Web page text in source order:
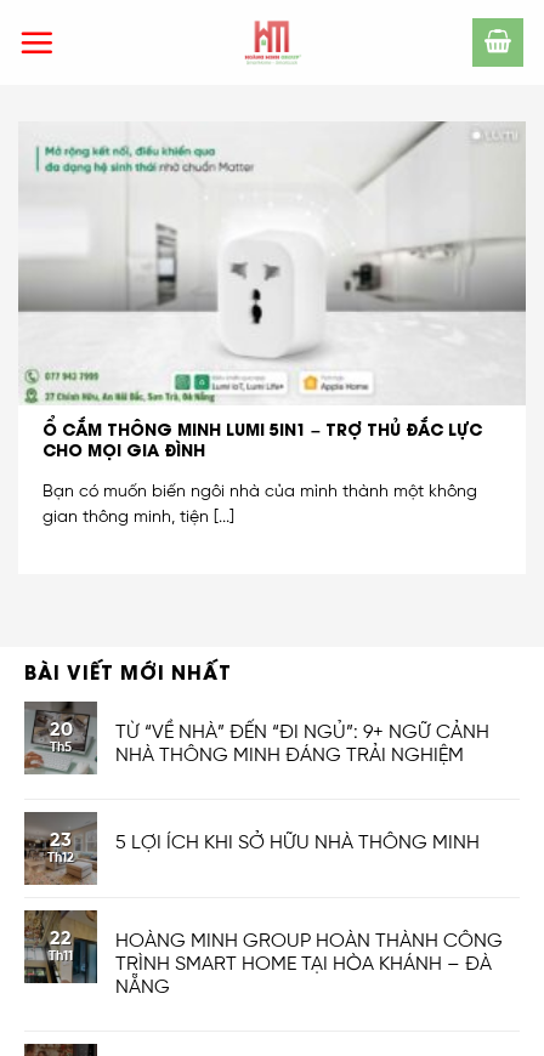
Ổ CẮM THÔNG MINH LUMI 5IN1 – TRỢ THỦ ĐẮC LỰC
CHO MỌI GIA ĐÌNH
Bạn có muốn biến ngôi nhà của mình thành một không
gian thông minh, tiện [...]
BÀI VIẾT MỚI NHẤT
20
Th5
TỪ “VỀ NHÀ” ĐẾN “ĐI NGỦ”: 9+ NGỮ CẢNH
NHÀ THÔNG MINH ĐÁNG TRẢI NGHIỆM
23
Th12
5 LỢI ÍCH KHI SỞ HỮU NHÀ THÔNG MINH
22
Th11
HOÀNG MINH GROUP HOÀN THÀNH CÔNG
TRÌNH SMART HOME TẠI HÒA KHÁNH – ĐÀ
NẴNG